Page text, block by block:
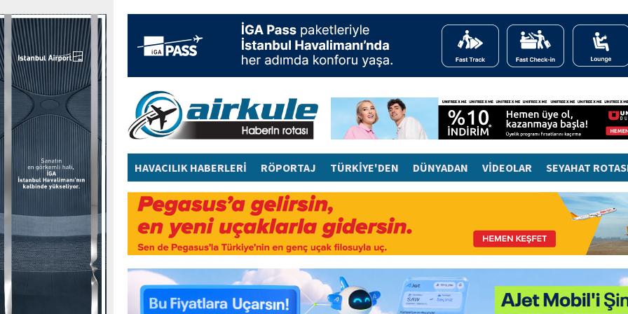
HAVACILIK HABERLERİ RÖPORTAJ TÜRKİYE'DEN DÜNYADAN VİDEOLAR SEYAHAT